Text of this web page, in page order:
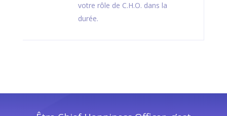
votre rôle de C.H.O. dans la
durée.